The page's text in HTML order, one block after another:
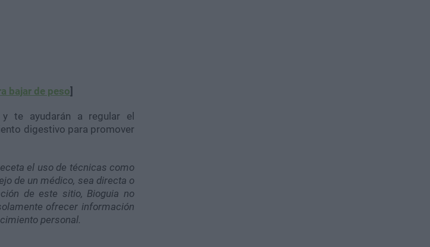
bajar de peso]
te ayudarán a regular el
digestivo para promover
el uso de técnicas como
de un médico, sea directa o
de este sitio, Bioguia no
ofrecer información
personal.